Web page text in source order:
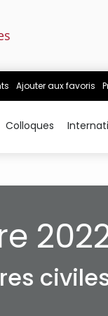
Ajouter aux favoris
Colloques